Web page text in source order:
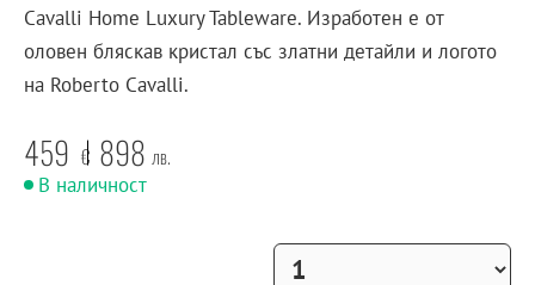
Cavalli Home Luxury Tableware. Изработен е от
оловен бляскав кристал със златни детайли и логото
на Roberto Cavalli.
459 € 898 лв.
В наличност